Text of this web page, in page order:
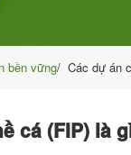
bền vững/ Các dự án
cá (FIP) là